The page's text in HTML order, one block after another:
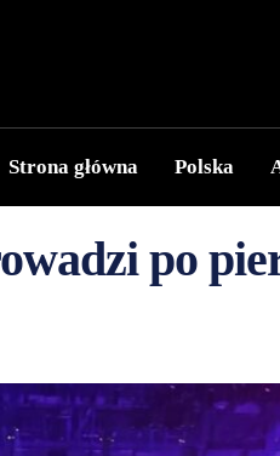
Strona główna Polska
po